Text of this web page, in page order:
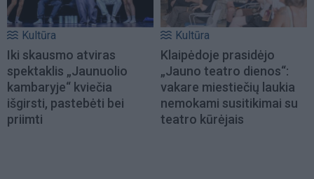
Kultūra
Iki skausmo atviras
spektaklis „Jaunuolio
kambaryje“ kviečia
išgirsti, pastebėti bei
priimti
Kultūra
Klaipėdoje prasidėjo
„Jauno teatro dienos“:
vakare miestiečių laukia
nemokami susitikimai su
teatro kūrėjais